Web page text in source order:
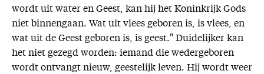
wordt uit water en Geest, kan hij het Koninkrijk Gods
niet binnengaan. Wat uit vlees geboren is, is vlees, en
wat uit de Geest geboren is, is geest." Duidelijker kan
het niet gezegd worden: iemand die wedergeboren
wordt ontvangt nieuw, geestelijk leven. Hij wordt weer